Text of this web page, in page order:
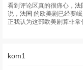
看到评论区真的很痛心， 法
说， 法国 的欧美剧已经要
正我认为这部欧美剧算非常
kom1